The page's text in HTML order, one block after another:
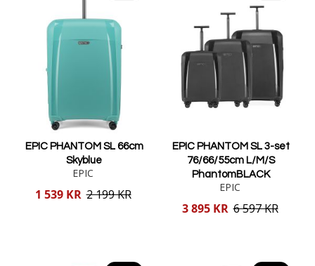
EPIC PHANTOM SL 66cm
Skyblue
EPIC
Reducerat
1 539 KR 2 199 KR
EPIC PHANTOM SL 3-set
76/66/55cm L/M/S
PhantomBLACK
EPIC
Reducerat
3 895 KR 6 597 KR